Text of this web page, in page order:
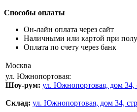
Способы оплаты
Он-лайн оплата через сайт
Наличными или картой при
Оплата по счету через банк
Москва
ул. Южнопортовая:
Шоу-рум: ул. Южнопортовая, дом 34,
Склад: ул. Южнопортовая, дом 34,